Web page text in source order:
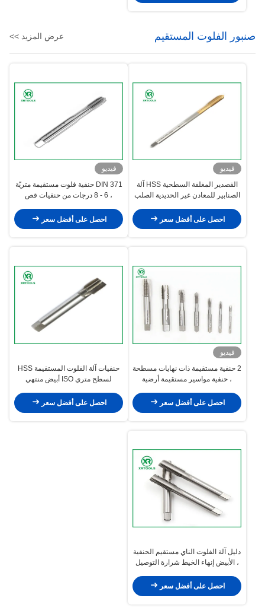
صنبور الفلوت المستقيم عرض المزيد >>
فيديو
القصدير المغلفة السطحية HSS آلة
الصنابير للمعادن غير الحديدية الصلب
احصل على أفضل سعر
فيديو
DIN 371 حنفية فلوت مستقيمة متريّة
، 6 - 8 درجات من حنفيات قص
احصل على أفضل سعر
فيديو
2 حنفية مستقيمة ذات نهايات مسطحة
، حنفية مواسير مستقيمة أرضية
احصل على أفضل سعر
حنفيات آلة الفلوت المستقيمة HSS
لسطح متري ISO أبيض منتهي
احصل على أفضل سعر
دليل آلة الفلوت الناي مستقيم الحنفية
، الأبيض إنهاء الخيط شرارة التوصيل
احصل على أفضل سعر